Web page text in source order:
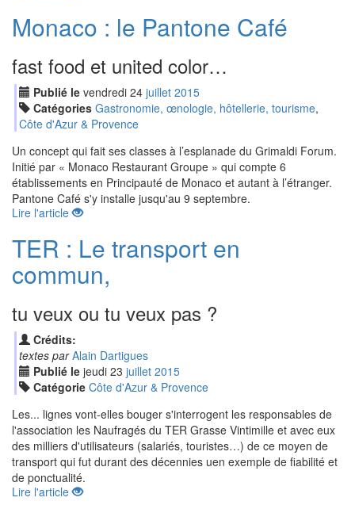
Monaco : le Pantone Café
fast food et united color…
Publié le vendredi 24 juillet 2015
Catégories Gastronomie, œnologie, hôtellerie, tourisme,
Côte d'Azur & Provence
Un concept qui fait ses classes à l’esplanade du Grimaldi Forum.
Initié par « Monaco Restaurant Groupe » qui compte 6
établissements en Principauté de Monaco et autant à l’étranger.
Pantone Café s'y installe jusqu'au 9 septembre.
Lire l'article
TER : Le transport en
commun,
tu veux ou tu veux pas ?
Crédits:
textes par Alain Dartigues
Publié le jeudi 23 juillet 2015
Catégorie Côte d'Azur & Provence
Les... lignes vont-elles bouger s'interrogent les responsables de
l'association les Naufragés du TER Grasse Vintimille et avec eux
des milliers d'utilisateurs (salariés, touristes…) de ce moyen de
transport qui fut durant des décennies uen exemple de fiabilité et
de ponctualité.
Lire l'article